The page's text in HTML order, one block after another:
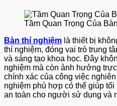
Tầm Quan Trọng Của
Bàn thí nghiệm là thiết bị
thí nghiệm, đóng vai trò trung
và sáng tạo khoa học. Đây
nghiệm mà còn ảnh hưởng
chính xác của công việc
nghiệm phù hợp có thể giúp
an toàn cho người sử dụng và